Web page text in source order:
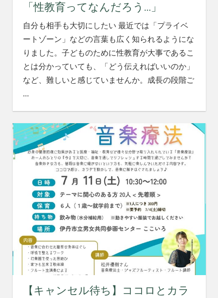
「性教育ってなんだろう…」
自分も相手も大切にしたい 最近では「プライベ
ートゾーン」などの言葉も広く知られるようにな
りました。子どものために性教育が大事であるこ
とは分かっていても、「どう伝えればいいのか」
など、難しいと感じていませんか。成長の段階ご
…
【キャンセル待ち】ココロとカラ